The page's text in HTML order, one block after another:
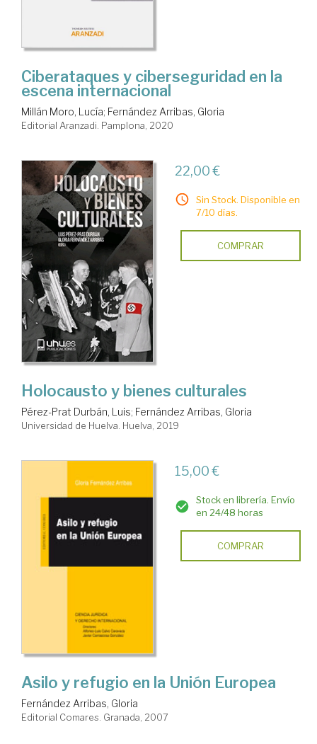
Ciberataques y ciberseguridad en la
escena internacional
Millán Moro, Lucía; Fernández Arribas, Gloria
Editorial Aranzadi. Pamplona, 2020
22,00 €
Sin Stock. Disponible en
7/10 días.
COMPRAR
Holocausto y bienes culturales
Pérez-Prat Durbán, Luis; Fernández Arribas, Gloria
Universidad de Huelva. Huelva, 2019
15,00 €
Stock en librería. Envío
en 24/48 horas
COMPRAR
Asilo y refugio en la Unión Europea
Fernández Arribas, Gloria
Editorial Comares. Granada, 2007